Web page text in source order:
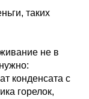
таких
не в
конденсата с
горелок,